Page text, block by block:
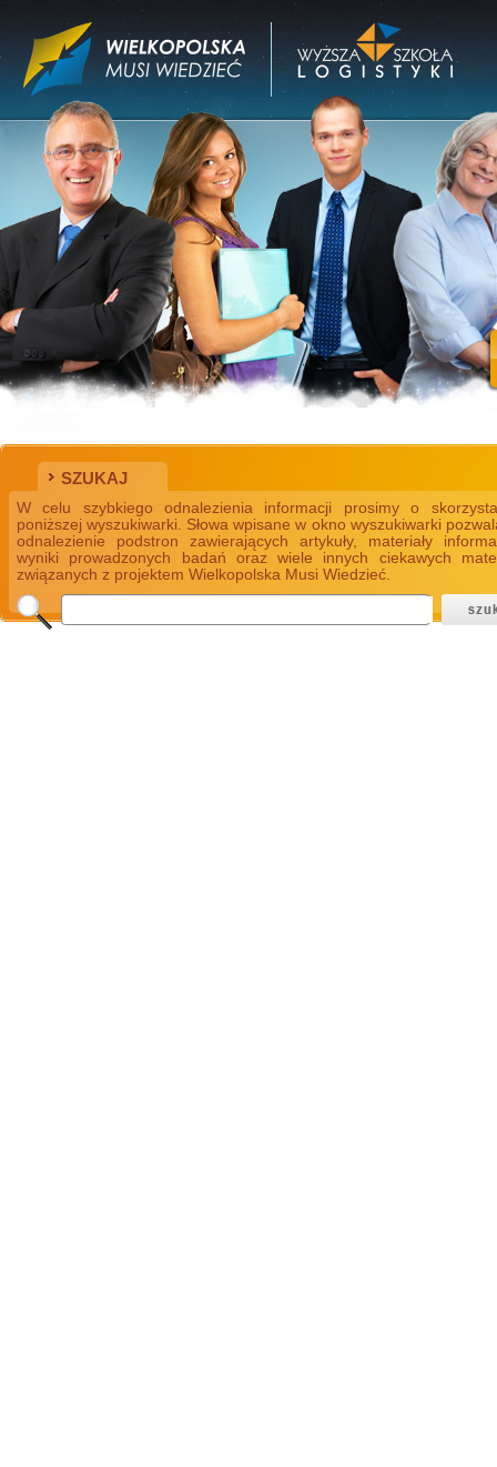
SZUKAJ
W celu szybkiego odnalezienia informacji prosimy o
poniższej wyszukiwarki. Słowa wpisane w okno wyszukiwarki
odnalezienie podstron zawierających artykuły, materiały
wyniki prowadzonych badań oraz wiele innych ciekawych
związanych z projektem Wielkopolska Musi Wiedzieć.